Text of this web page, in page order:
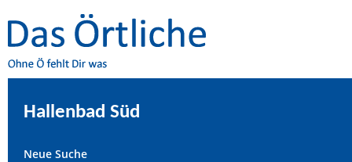
Hallenbad Süd
Neue Suche